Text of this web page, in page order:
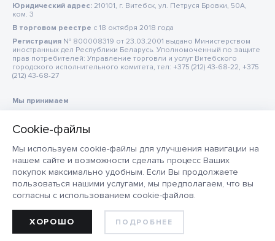
Мы используем cookie-файлы для улучшения навигации на
нашем сайте и возможности сделать процесс Ваших
покупок максимально удобным. Если Вы продолжаете
пользоваться нашими услугами, мы предполагаем, что вы
согласны с использованием cookie-файлов.
ПОДРОБНЕЕ
ХОРОШО
ДОБАВИТЬ В КОРЗИНУ
Юридический адрес: 210101, г. Витебск, ул. Петруся Бровки, 50А,
ком. 3
В торговом реестре c 18 октября 2018 года
Регистрация № 800008319 от 23.03.2001 выдано Министерством
иностранных дел Республики Беларусь. Уполномоченный по защите
прав потребителей: Управление торговли и услуг Витебского
городского исполнительного комитета, тел: +375 (212) 43-68-22, +375
(212) 43-68-27
Мы принимаем